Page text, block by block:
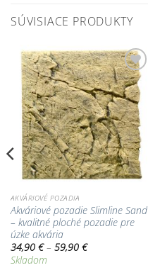
SÚVISIACE PRODUKTY
Pridať do
zoznamu
obľúbených!
AKVÁRIOVÉ POZADIA
Akváriové pozadie Slimline Sand
– kvalitné ploché pozadie pre
úzke akvária
34,90 € – 59,90 €Price
range:
Skladom